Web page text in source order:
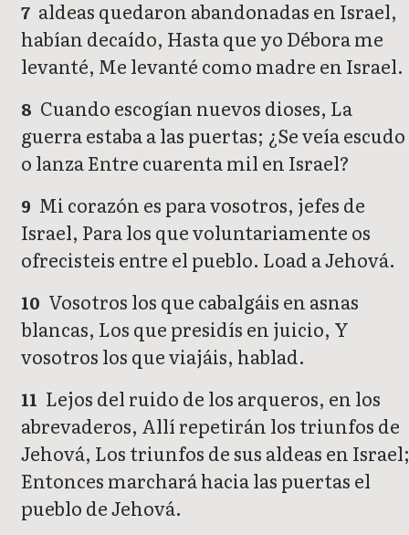
7 aldeas quedaron abandonadas en Israel,
habían decaído, Hasta que yo Débora me
levanté, Me levanté como madre en Israel.
8 Cuando escogían nuevos dioses, La
guerra estaba a las puertas; ¿Se veía escudo
o lanza Entre cuarenta mil en Israel?
9 Mi corazón es para vosotros, jefes de
Israel, Para los que voluntariamente os
ofrecisteis entre el pueblo. Load a Jehová.
10 Vosotros los que cabalgáis en asnas
blancas, Los que presidís en juicio, Y
vosotros los que viajáis, hablad.
11 Lejos del ruido de los arqueros, en los
abrevaderos, Allí repetirán los triunfos de
Jehová, Los triunfos de sus aldeas en Israel;
Entonces marchará hacia las puertas el
pueblo de Jehová.